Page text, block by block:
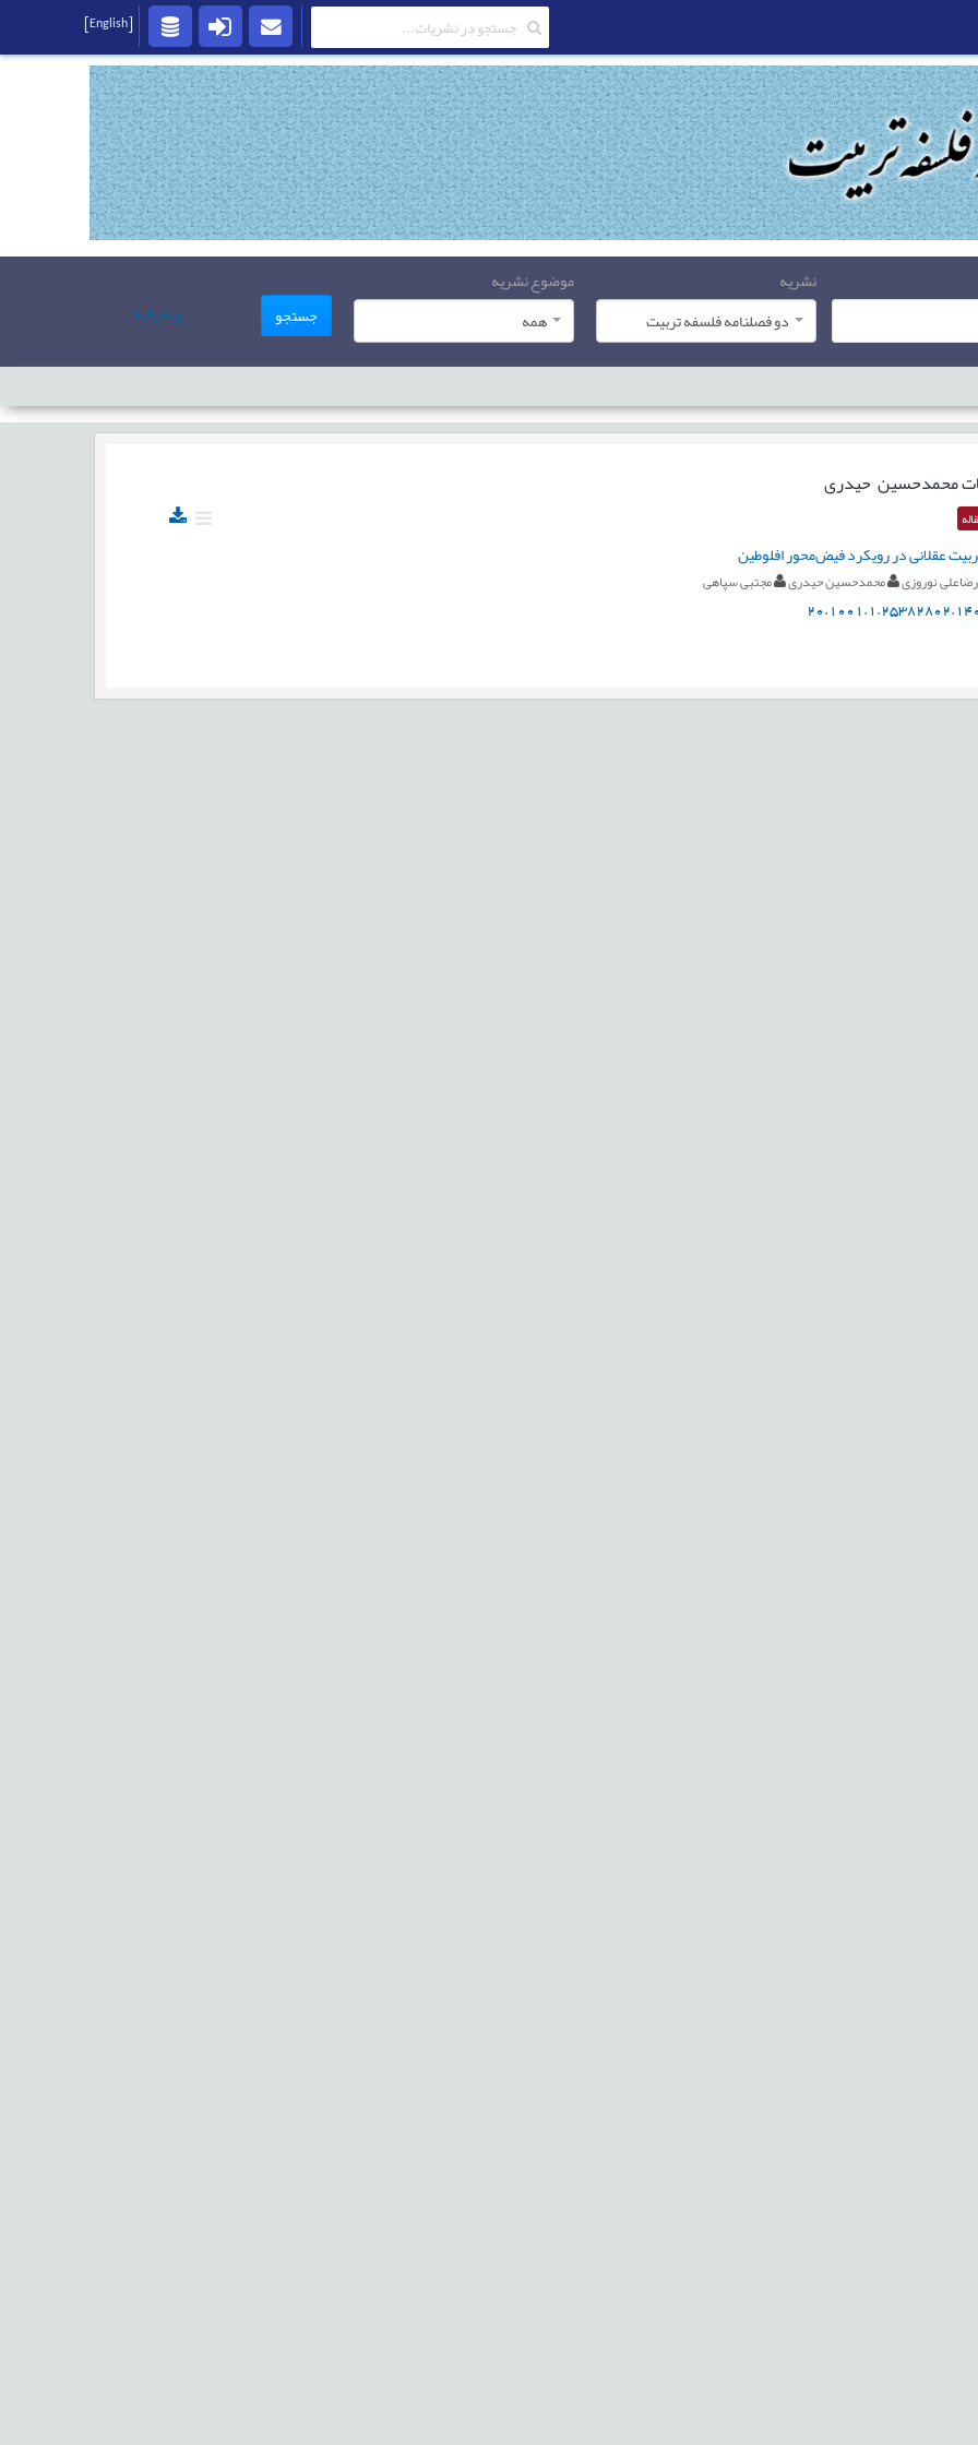
نشریه
دو فصلنامه فلسفه تربیت
موضوع نشریه
همه
جستجو پیشرفته
محمدحسین حیدری
عقلانی در رویکرد فیض‌محور افلوطین
رضاعلی نوروزی محمدحسین حیدری مجتبی سپاهی
[English]